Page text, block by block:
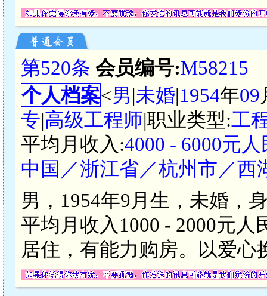
第520条 会员编号:M58215
个人档案<男|未婚|1954年09
专|高级工程师|职业类型:工
平均月收入:4000 - 6000元
中国／浙江省／杭州市／西
男，1954年9月生，未婚，
平均月收入1000 - 2000元
居住，有能力购房。以爱